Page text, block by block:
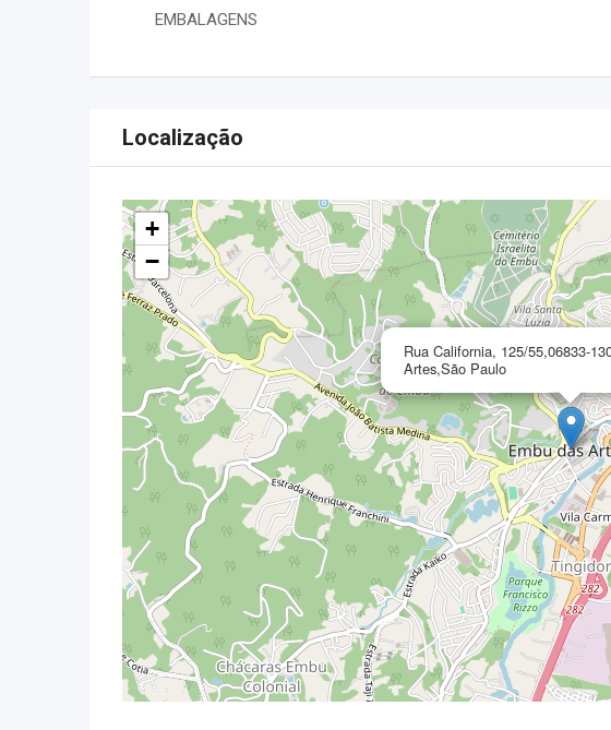
EMBALAGENS
Localização
Rua California, 125/55,06833-
Artes,São Paulo
+
−